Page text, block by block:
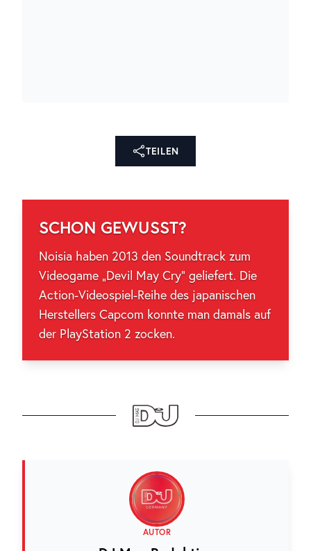
TEILEN
SCHON GEWUSST?
Noisia haben 2013 den Soundtrack zum
Videogame „Devil May Cry“ geliefert. Die
Action-Videospiel-Reihe des japanischen
Herstellers Capcom konnte man damals auf
der PlayStation 2 zocken.
AUTOR